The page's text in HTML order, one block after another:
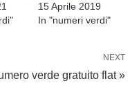
15 Aprile 2019
In "numeri verdi"
NEXT
verde gratuito flat »